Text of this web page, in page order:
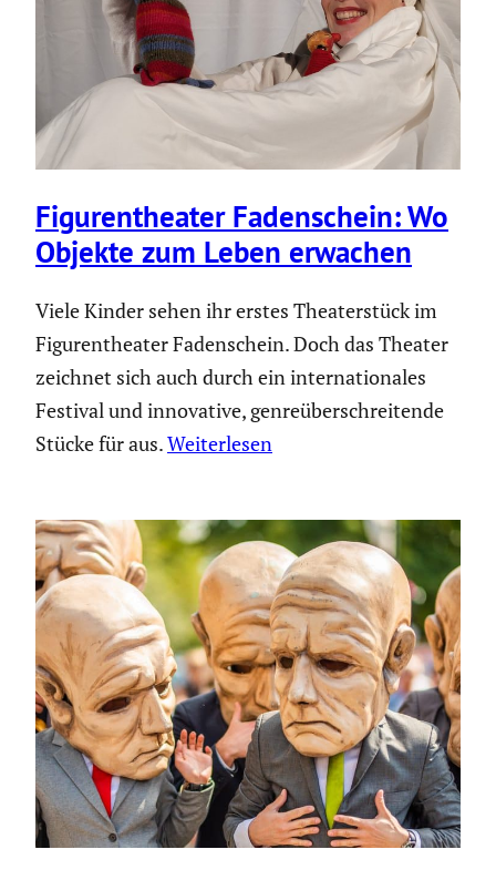
Figuren­theater Faden­schein: Wo
Objekte zum Leben erwachen
Viele Kinder sehen ihr erstes Theaterstück im
Figurentheater Fadenschein. Doch das Theater
zeichnet sich auch durch ein internationales
Festival und innovative, genreüberschreitende
Stücke für aus.Weiterlesen